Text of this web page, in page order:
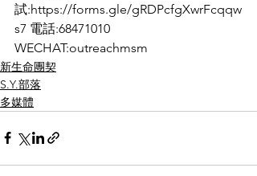
試:https://forms.gle/gRDPcfgXwrFcqqw
s7 電話:68471010
WECHAT:outreachmsm
新生命團契
S.Y.部落
多媒體